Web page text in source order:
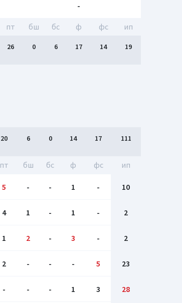
-
пт бш бc ф фс ип
26 0 6 17 14 19
20 6 0 14 17 111
пт бш бc ф фс ип
5 - - 1 - 10
4 1 - 1 - 2
1 2 - 3 - 2
2 - - - 5 23
- - - 1 3 28